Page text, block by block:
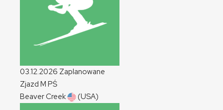
03.12.2026 Zaplanowane
Zjazd M PŚ
Beaver Creek
(USA)